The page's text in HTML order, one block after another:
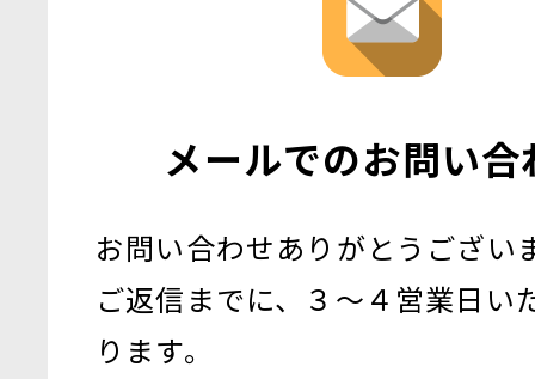
メールでのお問い合
お問い合わせありがとうござい
ご返信までに、３〜４営業日い
ります。